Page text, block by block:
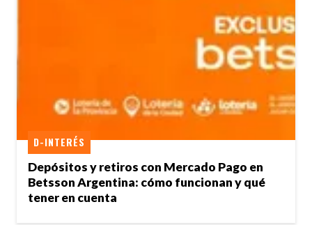
Depósitos y retiros con Mercado Pago en
Betsson Argentina: cómo funcionan y qué
tener en cuenta
D-INTERÉS